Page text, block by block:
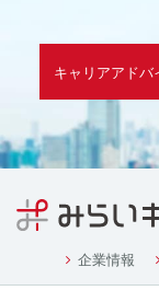
キャリアアドバ
企業情報